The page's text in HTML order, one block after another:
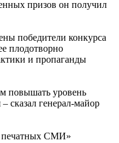
призов он получил
победители конкурса
плодотворно
и пропаганды
повышать уровень
сказал генерал-майор
печатных СМИ»